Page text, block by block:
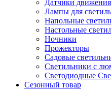
Датчики
Лампы для
Напольные
Настольные
Ночники
Прожекторы
Садовые
Светильники с
Светодиодные
Сезонный товар